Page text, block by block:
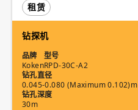
租赁
钻探机
品牌
Koken
型号
RPD-30C-A2
钻孔直径
0.045-0.080 (Maximum 0.102)m
钻孔深度
30m